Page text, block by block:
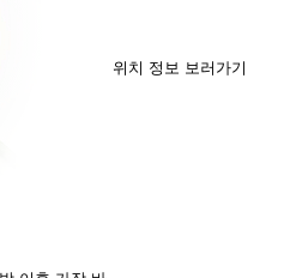
위치 정보 보러가기